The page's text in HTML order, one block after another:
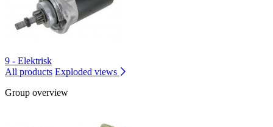
9 - Elektrisk
All products Exploded views
Group overview